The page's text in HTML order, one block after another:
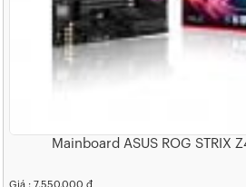
Mainboard ASUS ROG STRIX
Giá : 7.550.000 đ